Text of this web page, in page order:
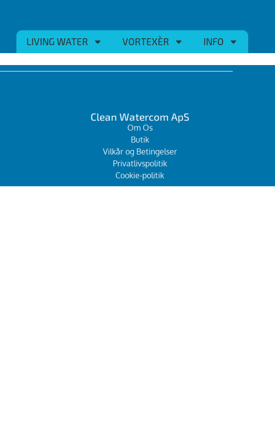
LIVING WATER VORTEXÈR INFO
Clean Watercom ApS
Om Os
Butik
Vilkår og Betingelser
Privatlivspolitik
Cookie-politik